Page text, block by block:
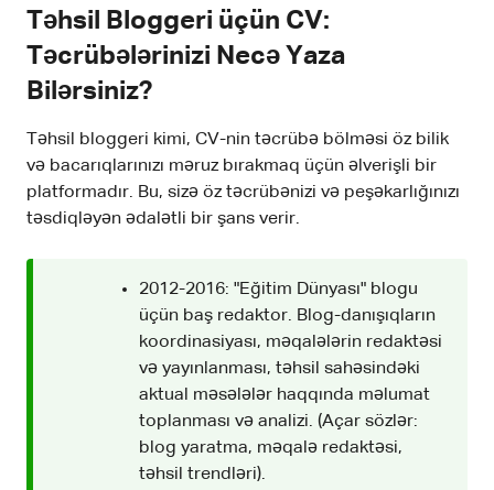
Təhsil Bloggeri üçün CV:
Təcrübələrinizi Necə Yaza
Bilərsiniz?
Təhsil bloggeri kimi, CV-nin təcrübə bölməsi öz bilik
və bacarıqlarınızı məruz bırakmaq üçün əlverişli bir
platformadır. Bu, sizə öz təcrübənizi və peşəkarlığınızı
təsdiqləyən ədalətli bir şans verir.
2012-2016: "Eğitim Dünyası" blogu
üçün baş redaktor. Blog-danışıqların
koordinasiyası, məqalələrin redaktəsi
və yayınlanması, təhsil sahəsindəki
aktual məsələlər haqqında məlumat
toplanması və analizi. (Açar sözlər:
blog yaratma, məqalə redaktəsi,
təhsil trendləri).